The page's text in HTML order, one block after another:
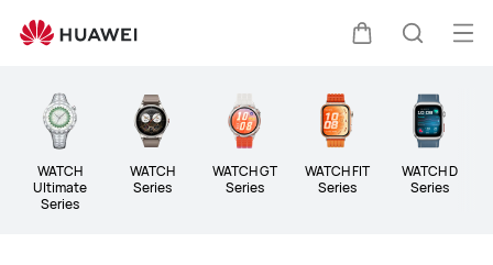
WATCH
Ultimate
Series
WATCH
Series
WATCH GT
Series
WATCH FIT
Series
WATCH D
Series